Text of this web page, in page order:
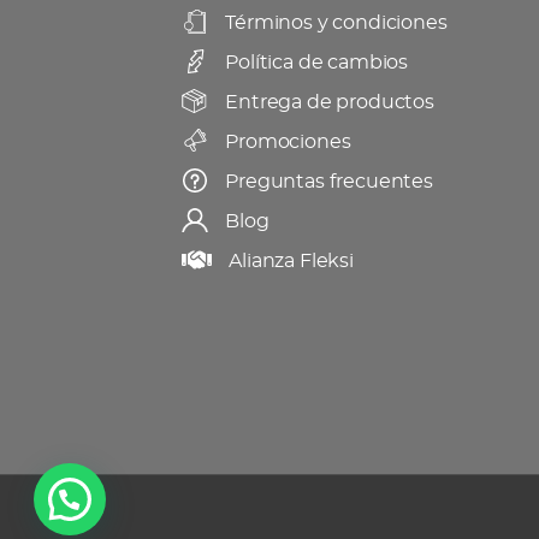
en
la
página
de
producto
Términos y condiciones
Política de cambios
Entrega de productos
Promociones
Preguntas frecuentes
Blog
Alianza Fleksi